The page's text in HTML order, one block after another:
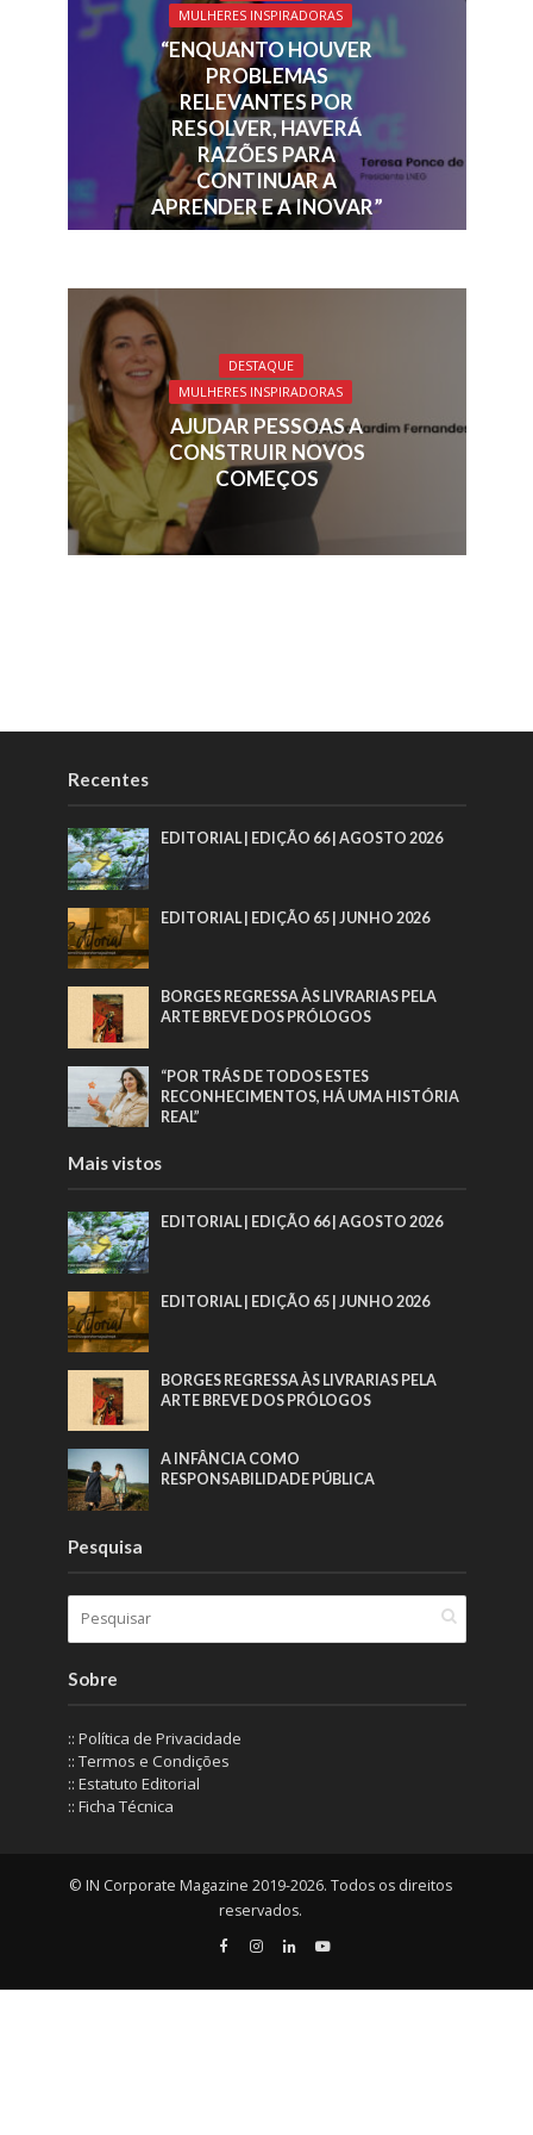
MULHERES INSPIRADORAS
“ENQUANTO HOUVER
PROBLEMAS
RELEVANTES POR
RESOLVER, HAVERÁ
RAZÕES PARA
CONTINUAR A
APRENDER E A INOVAR”
DESTAQUE
MULHERES INSPIRADORAS
AJUDAR PESSOAS A
CONSTRUIR NOVOS
COMEÇOS
Recentes
EDITORIAL | EDIÇÃO 66 | AGOSTO 2026
EDITORIAL | EDIÇÃO 65 | JUNHO 2026
BORGES REGRESSA ÀS LIVRARIAS PELA
ARTE BREVE DOS PRÓLOGOS
“POR TRÁS DE TODOS ESTES
RECONHECIMENTOS, HÁ UMA HISTÓRIA
REAL”
Mais vistos
EDITORIAL | EDIÇÃO 66 | AGOSTO 2026
EDITORIAL | EDIÇÃO 65 | JUNHO 2026
BORGES REGRESSA ÀS LIVRARIAS PELA
ARTE BREVE DOS PRÓLOGOS
A INFÂNCIA COMO
RESPONSABILIDADE PÚBLICA
Pesquisa
Sobre
:: Política de Privacidade
:: Termos e Condições
:: Estatuto Editorial
:: Ficha Técnica
© IN Corporate Magazine 2019-2026. Todos os direitos
reservados.